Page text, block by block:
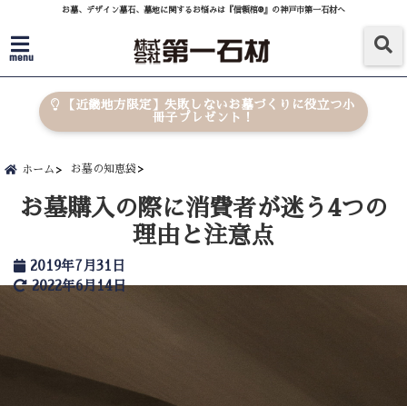
お墓、デザイン墓石、墓地に関するお悩みは『信頼棺®』の神戸市第一石材へ
menu
【近畿地方限定】失敗しないお墓づくりに役立つ小
冊子プレゼント！
ホーム お墓の知恵袋
お墓購入の際に消費者が迷う4つの
理由と注意点
2019年7月31日
2022年6月14日